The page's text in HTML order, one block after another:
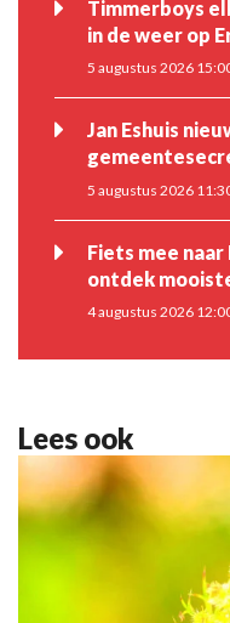
Timmerboys
in de weer op
5 augustus 2026
Jan Eshuis
5 augustus 2026
Fiets mee
ontdek
4 augustus 2026
Lees ook